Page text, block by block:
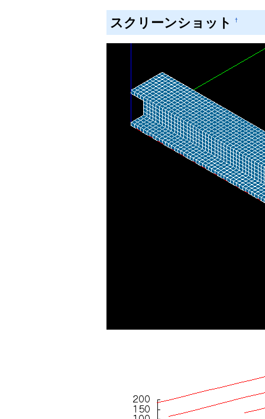
スクリーンショット †